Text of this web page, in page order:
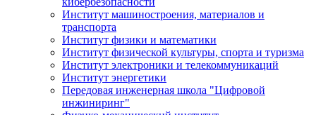
Институт машиностроения, материалов и
транспорта
Институт физики и математики
Институт физической культуры, спорта и туризма
Институт электроники и телекоммуникаций
Институт энергетики
Передовая инженерная школа "Цифровой
инжиниринг"